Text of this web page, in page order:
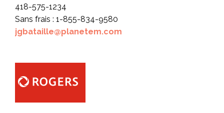
418-575-1234
Sans frais : 1-855-834-9580
jgbataille@planetem.com